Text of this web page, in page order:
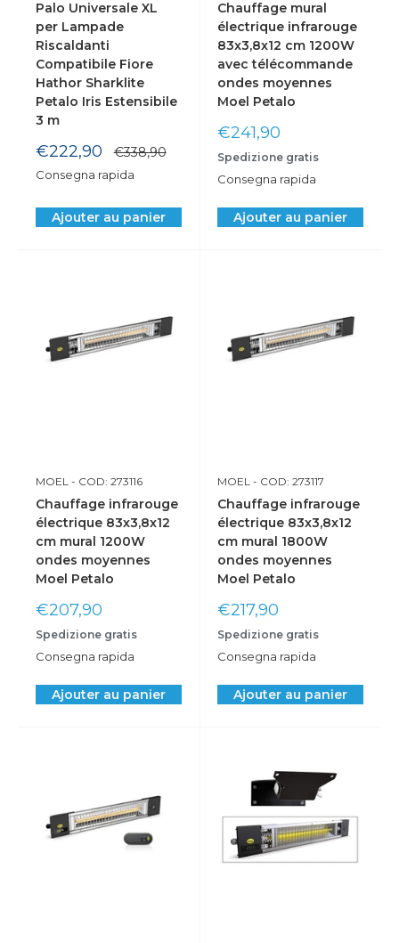
Palo Universale XL
per Lampade
Riscaldanti
Compatibile Fiore
Hathor Sharklite
Petalo Iris Estensibile
3 m
Prix
réduit
€222,90 Prix
normal
€338,90
Consegna rapida
Ajouter au panier
Chauffage mural
électrique infrarouge
83x3,8x12 cm 1200W
avec télécommande
ondes moyennes
Moel Petalo
Prix
réduit
€241,90
Spedizione gratis
Consegna rapida
Ajouter au panier
MOEL - COD: 273116
Chauffage infrarouge
électrique 83x3,8x12
cm mural 1200W
ondes moyennes
Moel Petalo
Prix
réduit
€207,90
Spedizione gratis
Consegna rapida
Ajouter au panier
MOEL - COD: 273117
Chauffage infrarouge
électrique 83x3,8x12
cm mural 1800W
ondes moyennes
Moel Petalo
Prix
réduit
€217,90
Spedizione gratis
Consegna rapida
Ajouter au panier